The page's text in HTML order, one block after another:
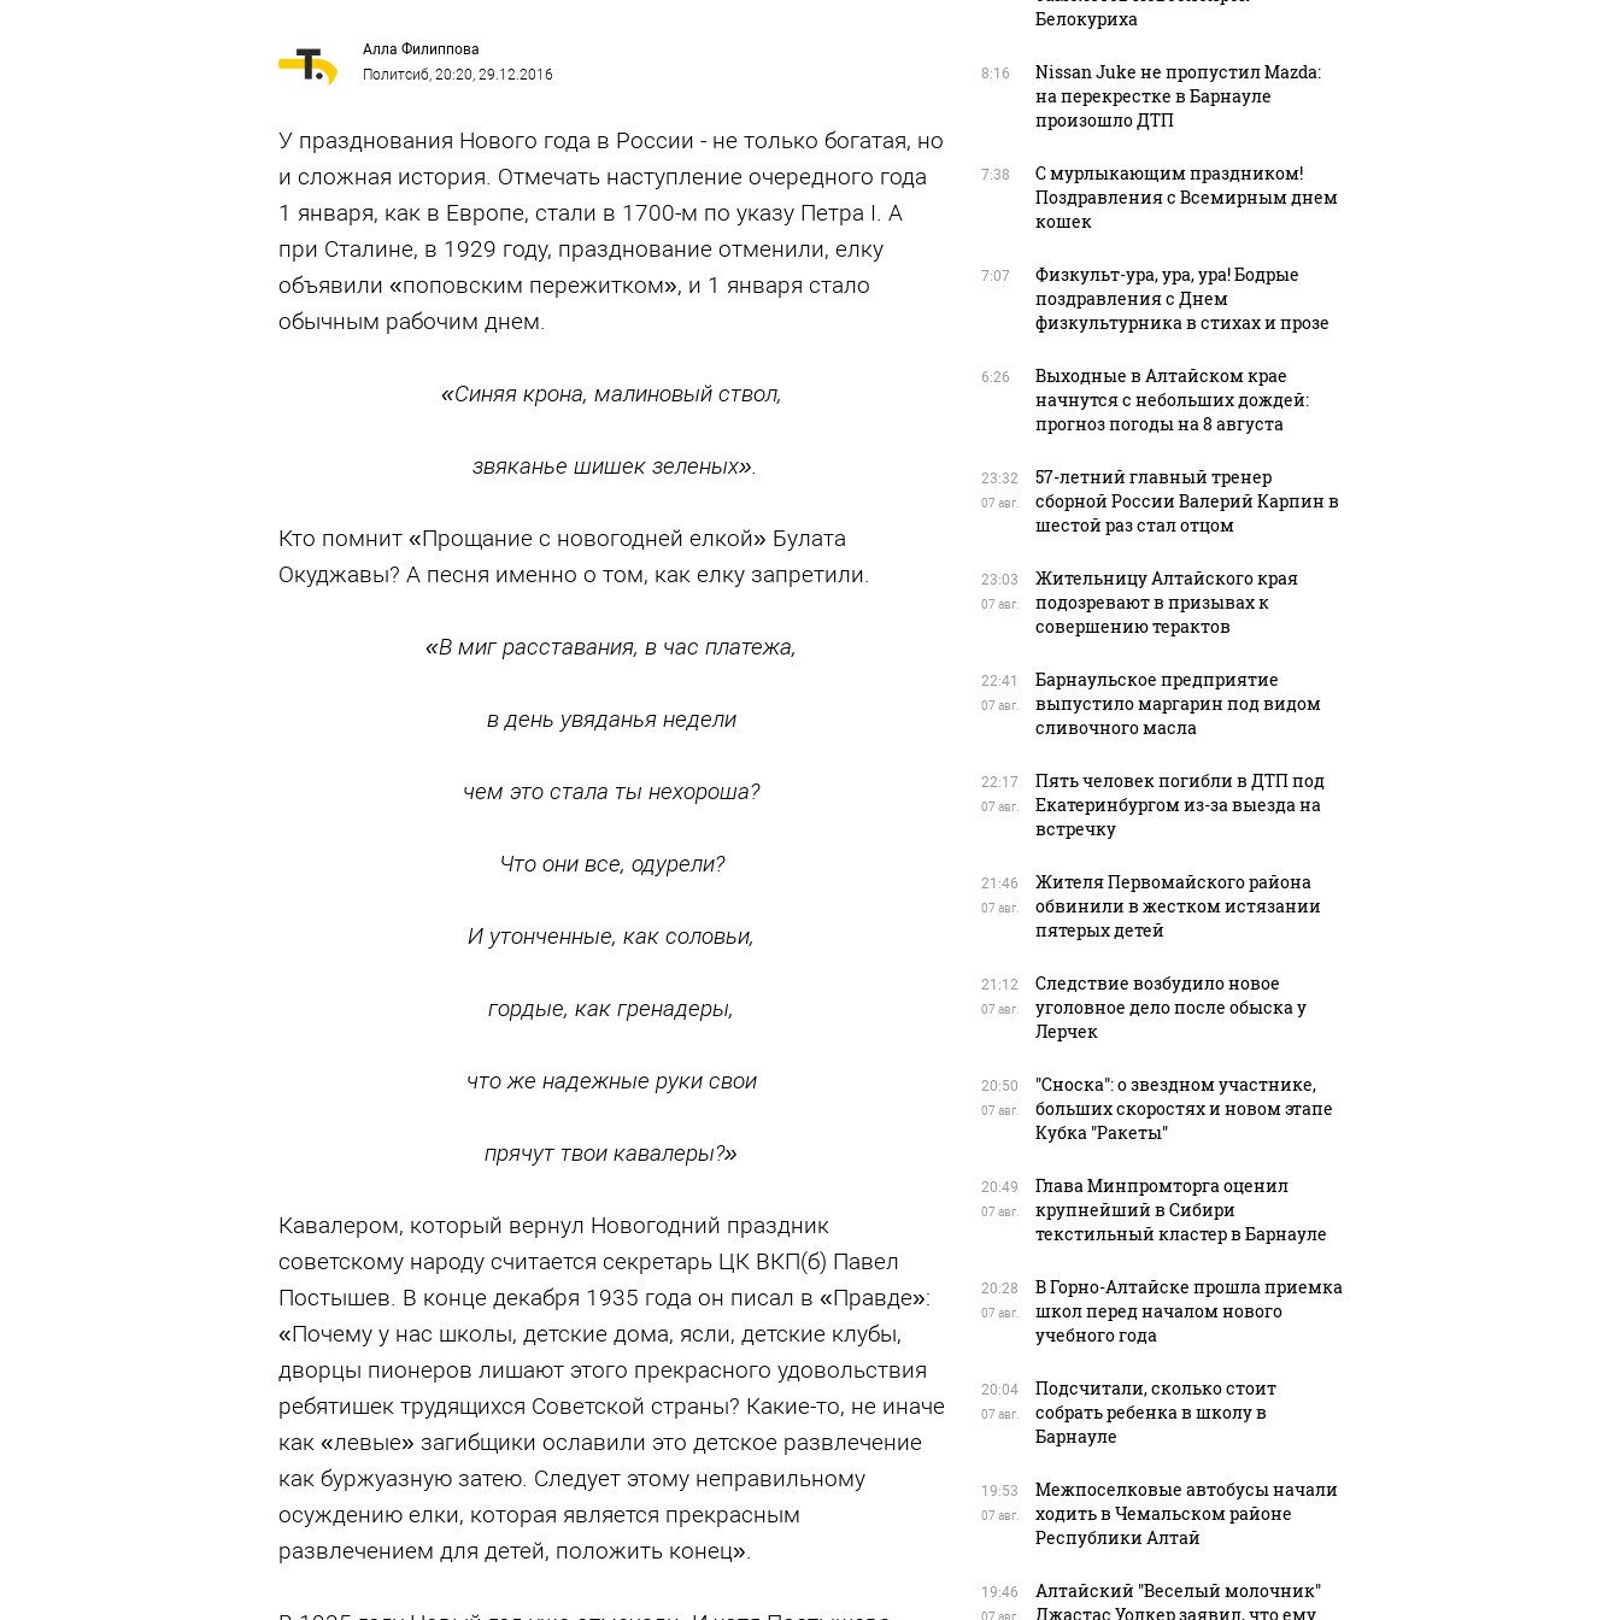
Алла Филиппова
Политсиб, 20:20, 29.12.2016
У празднования Нового года в России - не только богатая, но
и сложная история. Отмечать наступление очередного года
1 января, как в Европе, стали в 1700-м по указу Петра I. А
при Сталине, в 1929 году, празднование отменили, елку
объявили «поповским пережитком», и 1 января стало
обычным рабочим днем.
«Синяя крона, малиновый ствол,
звяканье шишек зеленых».
Кто помнит «Прощание с новогодней елкой» Булата
Окуджавы? А песня именно о том, как елку запретили.
«В миг расставания, в час платежа,
в день увяданья недели
чем это стала ты нехороша?
Что они все, одурели?
И утонченные, как соловьи,
гордые, как гренадеры,
что же надежные руки свои
прячут твои кавалеры?»
Кавалером, который вернул Новогодний праздник
советскому народу считается секретарь ЦК ВКП(б) Павел
Постышев. В конце декабря 1935 года он писал в «Правде»:
«Почему у нас школы, детские дома, ясли, детские клубы,
дворцы пионеров лишают этого прекрасного удовольствия
ребятишек трудящихся Советской страны? Какие-то, не иначе
как «левые» загибщики ославили это детское развлечение
как буржуазную затею. Следует этому неправильному
осуждению елки, которая является прекрасным
развлечением для детей, положить конец».
Белокуриха
8:16
Nissan Juke не пропустил Mazda:
на перекрестке в Барнауле
произошло ДТП
7:38
С мурлыкающим праздником!
Поздравления с Всемирным днем
кошек
7:07
Физкульт-ура, ура, ура! Бодрые
поздравления с Днем
физкультурника в стихах и прозе
6:26
Выходные в Алтайском крае
начнутся с небольших дождей:
прогноз погоды на 8 августа
23:32
07 авг.
57-летний главный тренер
сборной России Валерий Карпин в
шестой раз стал отцом
23:03
07 авг.
Жительницу Алтайского края
подозревают в призывах к
совершению терактов
22:41
07 авг.
Барнаульское предприятие
выпустило маргарин под видом
сливочного масла
22:17
07 авг.
Пять человек погибли в ДТП под
Екатеринбургом из-за выезда на
встречку
21:46
07 авг.
Жителя Первомайского района
обвинили в жестком истязании
пятерых детей
21:12
07 авг.
Следствие возбудило новое
уголовное дело после обыска у
Лерчек
20:50
07 авг.
"Сноска": о звездном участнике,
больших скоростях и новом этапе
Кубка "Ракеты"
20:49
07 авг.
Глава Минпромторга оценил
крупнейший в Сибири
текстильный кластер в Барнауле
20:28
07 авг.
В Горно-Алтайске прошла приемка
школ перед началом нового
учебного года
20:04
07 авг.
Подсчитали, сколько стоит
собрать ребенка в школу в
Барнауле
19:53
07 авг.
Межпоселковые автобусы начали
ходить в Чемальском районе
Республики Алтай
19:46
07 авг.
Алтайский "Веселый молочник"
Джастас Уолкер заявил, что ему